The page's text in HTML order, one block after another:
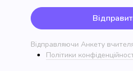
Відправляючи Анкету
Політики